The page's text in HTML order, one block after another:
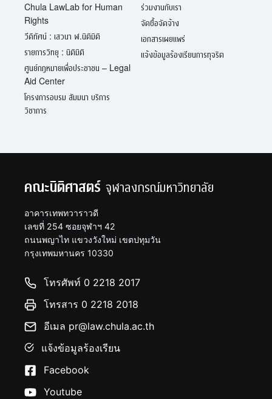
Chula LawLab for Human
Rights
วีดิทัศน์ : เสวนา ฬ.นิติมิติ
รายการวิทยุ : นิติมิติ
ศูนย์กฎหมายเพื่อประชาชน – Legal
Aid Center
โครงการอบรม สัมมนา บริการ
วิชาการ
ร่วมงานกับเรา
จัดซื้อจัดจ้าง
เอกสารเผยแพร่
แจ้งข้อมูลร้องเรียนการทุจริต
คณะนิติศาสตร์ จุฬาลงกรณ์มหาวิทยาลัย
อาคารเทพทวาราวดี
เลขที่ 254 ซอยจุฬาฯ 42
ถนนพญาไท แขวงวังใหม่ เขตปทุมวัน
กรุงเทพมหานคร 10330
โทรศัพท์ 0 2218 2017
โทรสาร 0 2218 2018
อีเมล pr@law.chula.ac.th
แจ้งข้อมูลร้องเรียน
Facebook
Youtube